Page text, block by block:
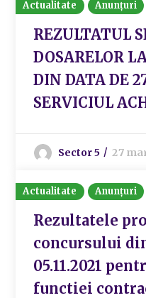
Actualitate Anunțuri
REZULTATUL
DOSARELOR
DIN DATA DE
SERVICIUL
Sector 5 27
Actualitate Anunțuri
Rezultatele
concursului
05.11.2021
functiei